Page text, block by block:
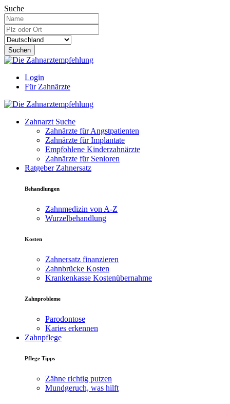
Suche
Suchen
Login
Für Zahnärzte
Zahnarzt Suche
Zahnärzte für Angstpatienten
Zahnärzte für Implantate
Empfohlene Kinderzahnärzte
Zahnärzte für Senioren
Ratgeber Zahnersatz
Behandlungen
Zahnmedizin von A-Z
Wurzelbehandlung
Kosten
Zahnersatz finanzieren
Zahnbrücke Kosten
Krankenkasse Kostenübernahme
Zahnprobleme
Parodontose
Karies erkennen
Zahnpflege
Pflege Tipps
Zähne richtig putzen
Mundgeruch, was hilft